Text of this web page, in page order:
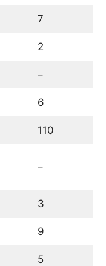
7
2
–
6
110
–
3
9
5